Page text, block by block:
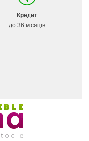
Кредит
до 36 місяців